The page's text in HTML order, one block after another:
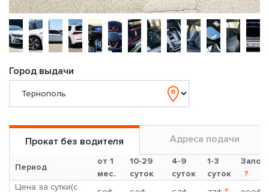
Город выдачи
Прокат без водителя Адреса подачи
Период
от 1
мес.
10-29
суток
4-9
суток
1-3
суток
Залог
?
Цена за сутки(с